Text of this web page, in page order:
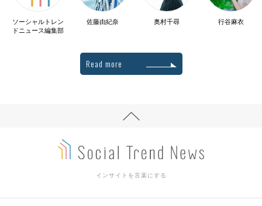
ソーシャルトレン
ドニュース編集部
佐藤由紀奈 奥村千尋 行谷麻衣
Read more
インサイトを言葉にする